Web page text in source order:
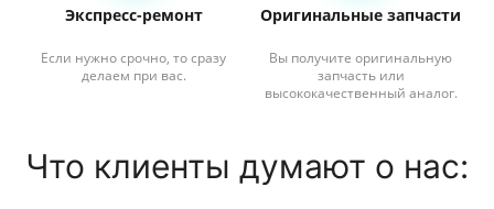
Экспресс-ремонт
Если нужно срочно, то сразу
делаем при вас.
Оригинальные запчасти
Вы получите оригинальную
запчасть или
высококачественный аналог.
Что клиенты думают о нас: